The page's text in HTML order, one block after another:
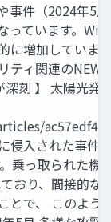
事件（2024年5
っています。
に増加していま
ティ関連の
深刻 】 太陽光
侵入された事件
乗っ取られた
おり、間接的
とで、 このよ